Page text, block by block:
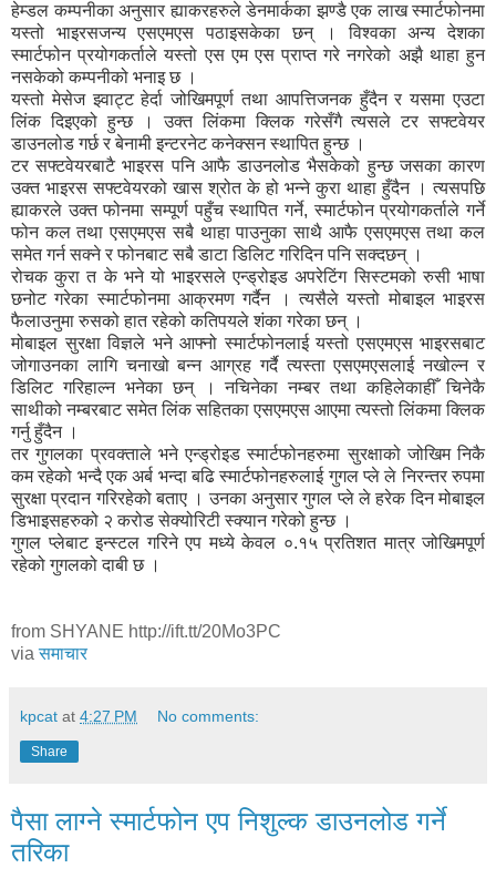
हेम्डल कम्पनीका अनुसार ह्याकरहरुले डेनमार्कका झण्डै एक लाख स्मार्टफोनमा
यस्तो भाइरसजन्य एसएमएस पठाइसकेका छन् । विश्वका अन्य देशका
स्मार्टफोन प्रयोगकर्ताले यस्तो एस एम एस प्राप्त गरे नगरेको अझै थाहा हुन
नसकेको कम्पनीको भनाइ छ ।
यस्तो मेसेज झ्वाट्ट हेर्दा जोखिमपूर्ण तथा आपत्तिजनक हुँदैन र यसमा एउटा
लिंक दिइएको हुन्छ । उक्त लिंकमा क्लिक गरेसँगै त्यसले टर सफ्टवेयर
डाउनलोड गर्छ र बेनामी इन्टरनेट कनेक्सन स्थापित हुन्छ ।
टर सफ्टवेयरबाटै भाइरस पनि आफै डाउनलोड भैसकेको हुन्छ जसका कारण
उक्त भाइरस सफ्टवेयरको खास श्रोत के हो भन्ने कुरा थाहा हुँदैन । त्यसपछि
ह्याकरले उक्त फोनमा सम्पूर्ण पहुँच स्थापित गर्ने, स्मार्टफोन प्रयोगकर्ताले गर्ने
फोन कल तथा एसएमएस सबै थाहा पाउनुका साथै आफै एसएमएस तथा कल
समेत गर्न सक्ने र फोनबाट सबै डाटा डिलिट गरिदिन पनि सक्दछन् ।
रोचक कुरा त के भने यो भाइरसले एन्ड्रोइड अपरेटिंग सिस्टमको रुसी भाषा
छनोट गरेका स्मार्टफोनमा आक्रमण गर्दैन । त्यसैले यस्तो मोबाइल भाइरस
फैलाउनुमा रुसको हात रहेको कतिपयले शंका गरेका छन् ।
मोबाइल सुरक्षा विज्ञले भने आफ्नो स्मार्टफोनलाई यस्तो एसएमएस भाइरसबाट
जोगाउनका लागि चनाखो बन्न आग्रह गर्दै त्यस्ता एसएमएसलाई नखोल्न र
डिलिट गरिहाल्न भनेका छन् । नचिनेका नम्बर तथा कहिलेकाहीँ चिनेकै
साथीको नम्बरबाट समेत लिंक सहितका एसएमएस आएमा त्यस्तो लिंकमा क्लिक
गर्नु हुँदैन ।
तर गुगलका प्रवक्ताले भने एन्ड्रोइड स्मार्टफोनहरुमा सुरक्षाको जोखिम निकै
कम रहेको भन्दै एक अर्ब भन्दा बढि स्मार्टफोनहरुलाई गुगल प्ले ले निरन्तर रुपमा
सुरक्षा प्रदान गरिरहेको बताए । उनका अनुसार गुगल प्ले ले हरेक दिन मोबाइल
डिभाइसहरुको २ करोड सेक्योरिटी स्क्यान गरेको हुन्छ ।
गुगल प्लेबाट इन्स्टल गरिने एप मध्ये केवल ०.१५ प्रतिशत मात्र जोखिमपूर्ण
रहेको गुगलको दाबी छ ।
from SHYANE http://ift.tt/20Mo3PC
viaसमाचार
kpcat at 4:27 PM No comments:
Share
पैसा लाग्ने स्मार्टफोन एप निशुल्क डाउनलोड गर्ने
तरिका